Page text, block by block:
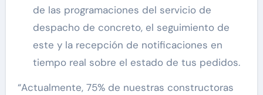
de las programaciones del servicio de
despacho de concreto, el seguimiento de
este y la recepción de notificaciones en
tiempo real sobre el estado de tus pedidos.
“Actualmente, 75% de nuestras constructoras